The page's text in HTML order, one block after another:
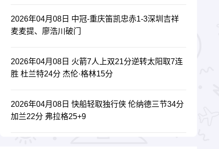
2026年04月08日 中冠-重庆笛凯忠赤1-3深圳吉祥
麦麦提、廖浩川破门
2026年04月08日 火箭7人上双21分逆转太阳取7连
胜 杜兰特24分 杰伦·格林15分
2026年04月08日 快船轻取独行侠 伦纳德三节34分
加兰22分 弗拉格25+9